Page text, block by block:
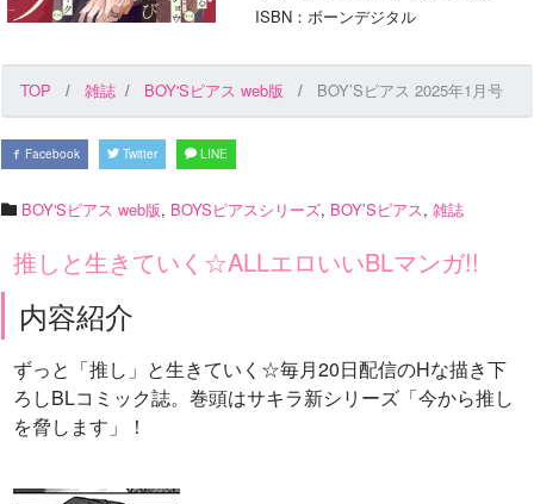
ISBN：ボーンデジタル
TOP 雑誌 BOY'Sピアス web版 BOY’Sピアス 2025年1月号
Facebook Twitter LINE
BOY'Sピアス web版, BOYSピアスシリーズ, BOY’Sピアス, 雑誌
推しと生きていく☆ALLエロいいBLマンガ!!
内容紹介
ずっと「推し」と生きていく☆毎月20日配信のHな描き下
ろしBLコミック誌。巻頭はサキラ新シリーズ「今から推し
を脅します」！